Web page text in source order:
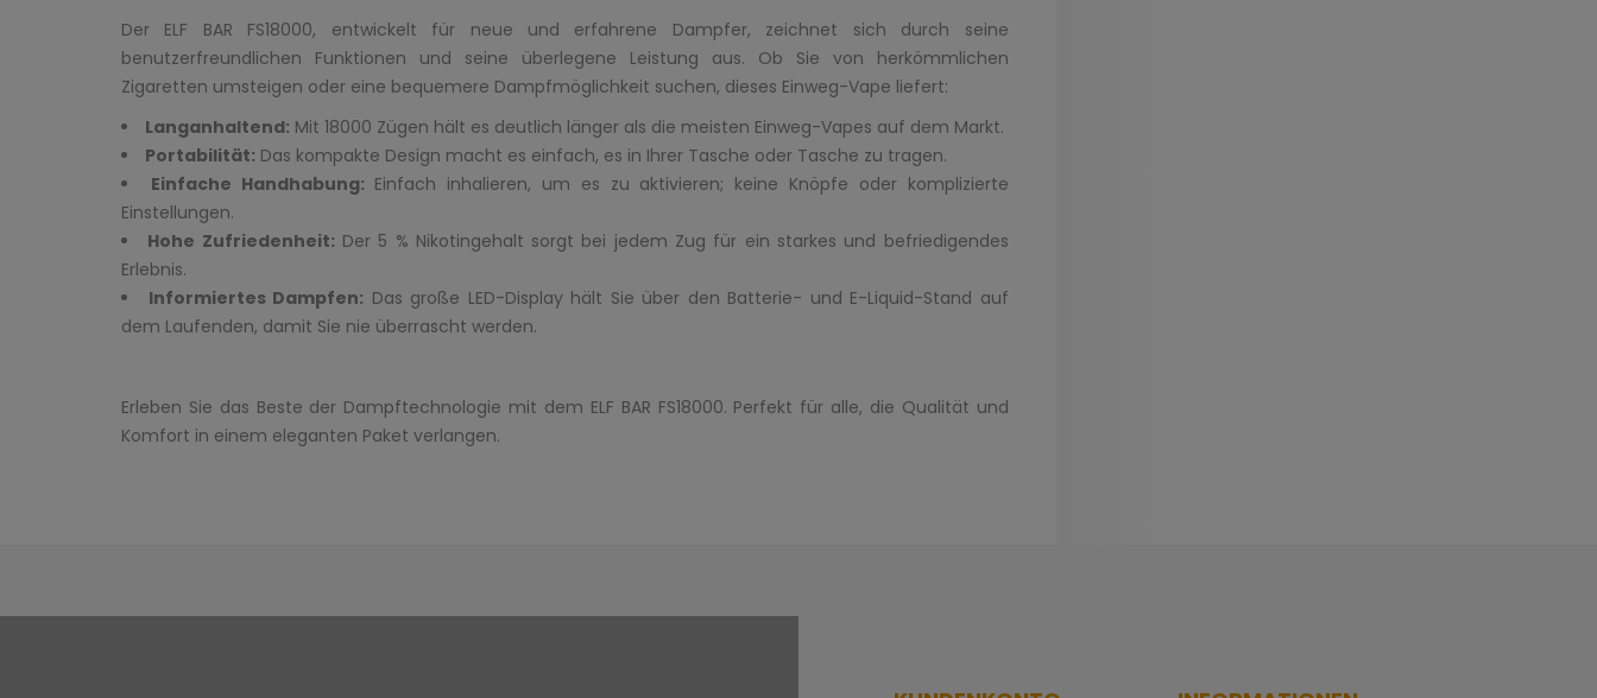
Der ELF BAR FS18000, entwickelt für neue und erfahrene Dampfer, zeichnet sich durch seine
benutzerfreundlichen Funktionen und seine überlegene Leistung aus. Ob Sie von herkömmlichen
Zigaretten umsteigen oder eine bequemere Dampfmöglichkeit suchen, dieses Einweg-Vape liefert:
Langanhaltend: Mit 18000 Zügen hält es deutlich länger als die meisten Einweg-Vapes auf dem Markt.
Portabilität: Das kompakte Design macht es einfach, es in Ihrer Tasche oder Tasche zu tragen.
Einfache Handhabung: Einfach inhalieren, um es zu aktivieren; keine Knöpfe oder komplizierte
Einstellungen.
Hohe Zufriedenheit: Der 5 % Nikotingehalt sorgt bei jedem Zug für ein starkes und befriedigendes
Erlebnis.
Informiertes Dampfen: Das große LED-Display hält Sie über den Batterie- und E-Liquid-Stand auf
dem Laufenden, damit Sie nie überrascht werden.
Erleben Sie das Beste der Dampftechnologie mit dem ELF BAR FS18000. Perfekt für alle, die Qualität und
Komfort in einem eleganten Paket verlangen.